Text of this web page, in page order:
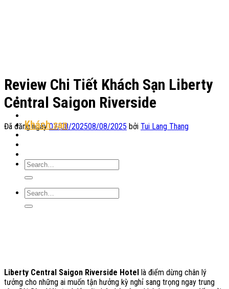
Địa Điểm Lưu Trú
Khách sạn
Homestay
Review Chi Tiết Khách Sạn Liberty
Central Saigon Riverside
Đã đăng ngày07/08/202508/08/2025 bởi Tui Lang Thang
Liberty Central Saigon Riverside Hotel là điểm dừng chân lý
tưởng cho những ai muốn tận hưởng kỳ nghỉ sang trọng ngay trung